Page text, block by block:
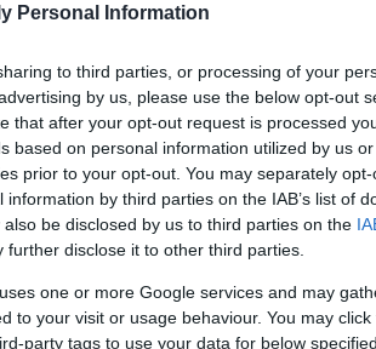
Personal Information
to third parties, or processing of your
by us, please use the below opt-out
that after your opt-out request is processed
based on personal information utilized by us
prior to your opt-out. You may separately
by third parties on the IAB’s list of
be disclosed by us to third parties on the
further disclose it to other third parties.
one or more Google services and may
to your visit or usage behaviour. You may
party tags to use your data for below
elavultak
Pinterest
A
is, hiszen